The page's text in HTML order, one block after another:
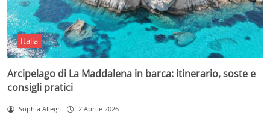
Italia
Arcipelago di La Maddalena in barca: itinerario, soste e
consigli pratici
Sophia Allegri 2 Aprile 2026